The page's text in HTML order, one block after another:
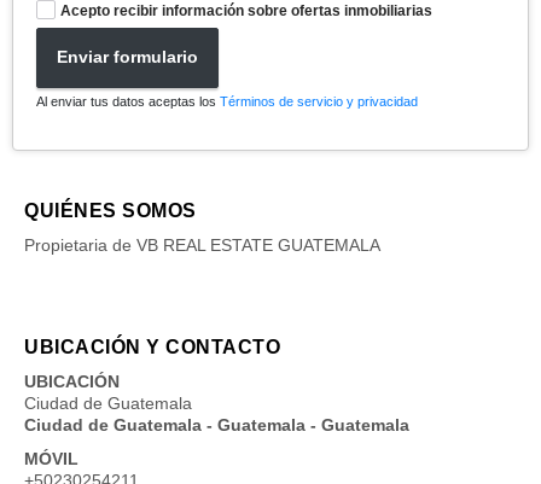
Acepto recibir información sobre ofertas inmobiliarias
Enviar formulario
Al enviar tus datos aceptas los Términos de servicio y privacidad
QUIÉNES SOMOS
Propietaria de VB REAL ESTATE GUATEMALA
UBICACIÓN Y CONTACTO
UBICACIÓN
Ciudad de Guatemala
Ciudad de Guatemala - Guatemala - Guatemala
MÓVIL
+50230254211